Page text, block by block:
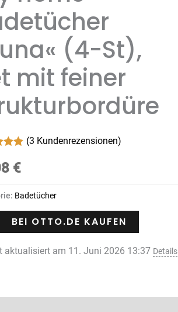
(4-St),
mit feiner
5,
(3 Kundenrezensionen)
€
Badetücher
BEI OTTO.DE KAUFEN
aktualisiert am 11. Juni 2026 13:37 Details